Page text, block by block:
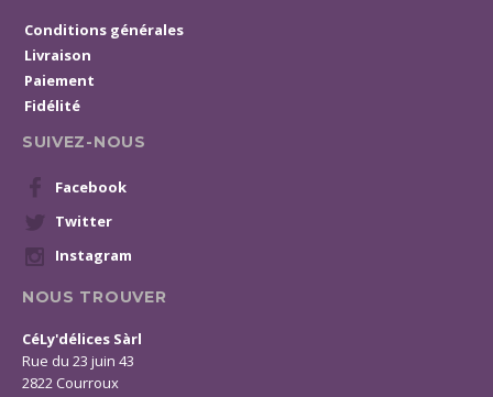
Conditions générales
Livraison
Paiement
Fidélité
SUIVEZ-NOUS
Facebook
Twitter
Instagram
NOUS TROUVER
CéLy'délices Sàrl
Rue du 23 juin 43
2822 Courroux